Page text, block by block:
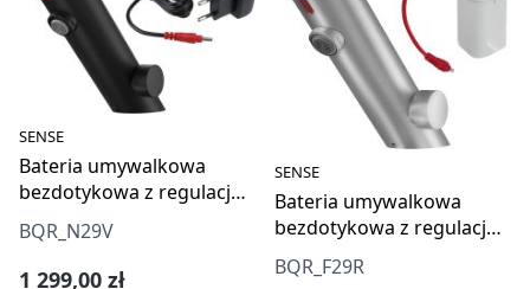
SENSE
Bateria umywalkowa
bezdotykowa z regulacją
temperatury - 230/6V
BQR_N29V
Cena regularna:
1 299,00 zł
SENSE
Bateria umywalkowa
bezdotykowa z regulacją
temperatury - 4xAA
BQR_F29R